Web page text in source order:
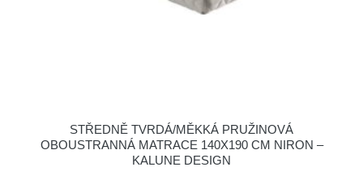
STŘEDNĚ TVRDÁ/MĚKKÁ PRUŽINOVÁ
OBOUSTRANNÁ MATRACE 140X190 CM NIRON –
KALUNE DESIGN